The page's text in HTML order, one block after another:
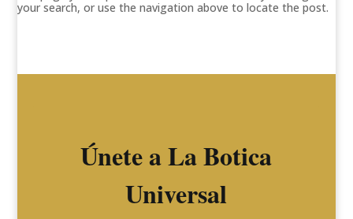
your search, or use the navigation above to locate the post.